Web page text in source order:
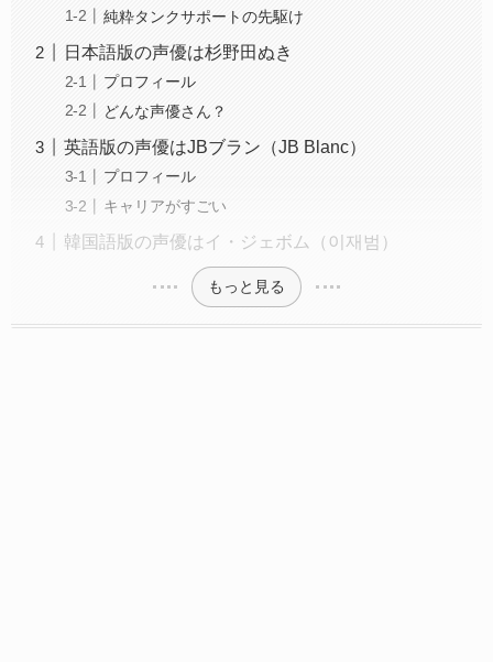
純粋タンクサポートの先駆け
日本語版の声優は杉野田ぬき
プロフィール
どんな声優さん？
英語版の声優はJBブラン（JB Blanc）
プロフィール
キャリアがすごい
韓国語版の声優はイ・ジェボム（이재범）
もっと見る